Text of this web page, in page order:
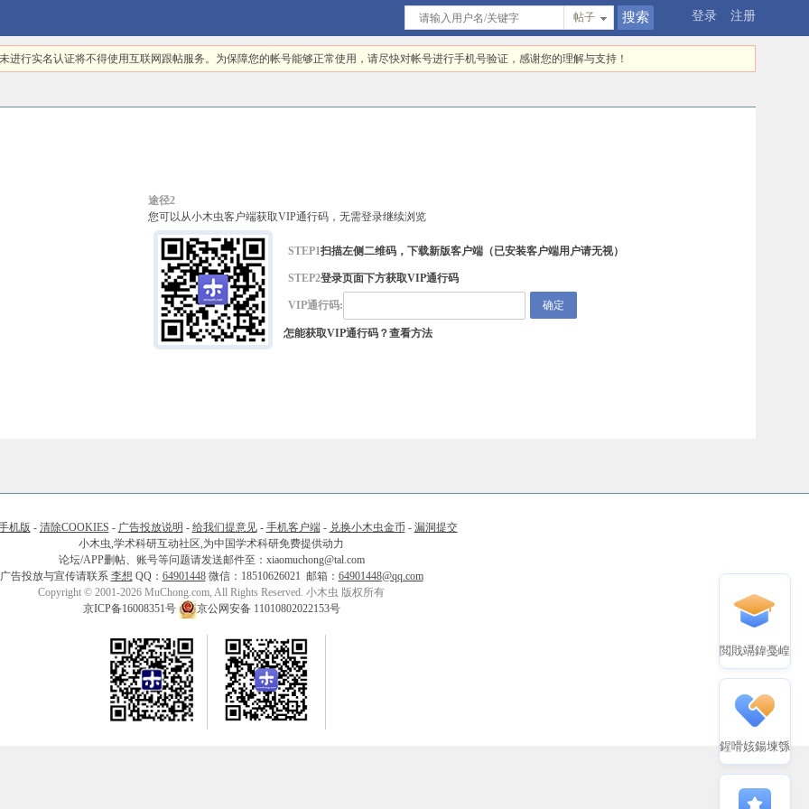
登录 注册
帖子
进行实名认证将不得使用互联网跟帖服务。为保障您的帐号能够正常使用，请尽快对帐号进行手机号验证，感谢您的理解与支持！
途径2
您可以从小木虫客户端获取VIP通行码，无需登录继续浏览
STEP1扫描左侧二维码，下载新版客户端（已安装客户端用户请无视）
STEP2登录页面下方获取VIP通行码
VIP通行码:
怎能获取VIP通行码？查看方法
机版 - 清除COOKIES - 广告投放说明 - 给我们提意见- 手机客户端- 兑换小木虫金币 - 漏洞提交
小木虫,学术科研互动社区,为中国学术科研免费提供动力
论坛/APP删帖、账号等问题请发送邮件至：xiaomuchong@tal.com
广告投放与宣传请联系 李想 QQ： 64901448微信：18510626021 邮箱： 64901448@qq.com
Copyright © 2001-2026 MuChong.com, All Rights Reserved. 小木虫 版权所有
京ICP备16008351号
京公网安备 11010802022153号
閲戝竵鍏戞崲
鍟嗗姟鍚堜綔